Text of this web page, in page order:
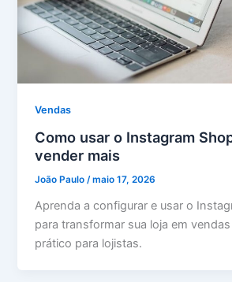
Vendas
Como usar o Instagram
vender mais
João Paulo/maio 17, 2026
Aprenda a configurar e usar o
para transformar sua loja em
prático para lojistas.